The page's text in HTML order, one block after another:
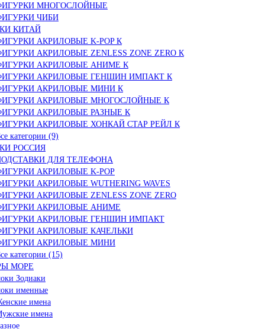
МНОГОСЛОЙНЫЕ
ЧИБИ
КИТАЙ
АКРИЛОВЫЕ K-POP К
АКРИЛОВЫЕ ZENLESS ZONE ZERO К
АКРИЛОВЫЕ АНИМЕ К
АКРИЛОВЫЕ ГЕНШИН ИМПАКТ К
АКРИЛОВЫЕ МИНИ К
АКРИЛОВЫЕ МНОГОСЛОЙНЫЕ К
АКРИЛОВЫЕ РАЗНЫЕ К
АКРИЛОВЫЕ ХОНКАЙ СТАР РЕЙЛ К
категории (9)
РОССИЯ
ДЛЯ ТЕЛЕФОНА
АКРИЛОВЫЕ K-POP
АКРИЛОВЫЕ WUTHERING WAVES
АКРИЛОВЫЕ ZENLESS ZONE ZERO
АКРИЛОВЫЕ АНИМЕ
АКРИЛОВЫЕ ГЕНШИН ИМПАКТ
АКРИЛОВЫЕ КАЧЕЛЬКИ
АКРИЛОВЫЕ МИНИ
категории (15)
МОРЕ
Зодиаки
именные
имена
имена